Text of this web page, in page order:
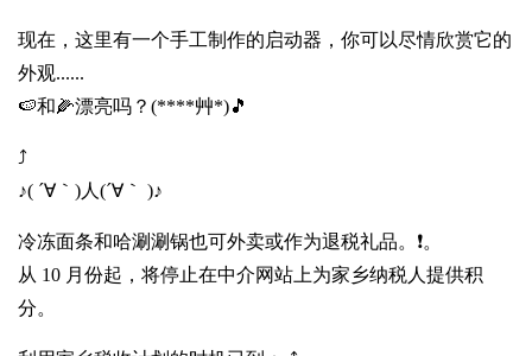
现在，这里有一个手工制作的启动器，你可以尽情欣赏它的
外观......
🍉和🌽漂亮吗？(****艸*)🎵
⤴️
♪( ´∀｀)人(´∀｀ )♪
冷冻面条和哈涮涮锅也可外卖或作为退税礼品。❗️。
从 10 月份起，将停止在中介网站上为家乡纳税人提供积
分。